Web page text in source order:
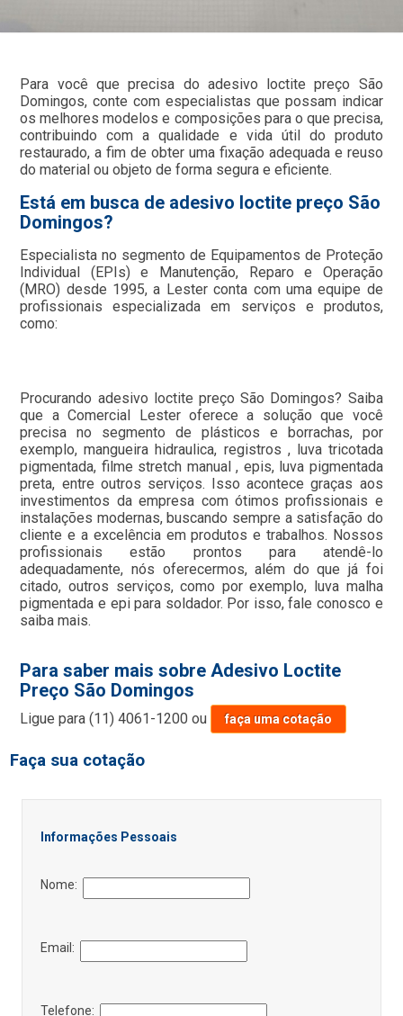
Para você que precisa do adesivo loctite preço São
Domingos, conte com especialistas que possam indicar
os melhores modelos e composições para o que precisa,
contribuindo com a qualidade e vida útil do produto
restaurado, a fim de obter uma fixação adequada e reuso
do material ou objeto de forma segura e eficiente.
Está em busca de adesivo loctite preço São
Domingos?
Especialista no segmento de Equipamentos de Proteção
Individual (EPIs) e Manutenção, Reparo e Operação
(MRO) desde 1995, a Lester conta com uma equipe de
profissionais especializada em serviços e produtos,
como:
Procurando adesivo loctite preço São Domingos? Saiba
que a Comercial Lester oferece a solução que você
precisa no segmento de plásticos e borrachas, por
exemplo, mangueira hidraulica, registros , luva tricotada
pigmentada, filme stretch manual , epis, luva pigmentada
preta, entre outros serviços. Isso acontece graças aos
investimentos da empresa com ótimos profissionais e
instalações modernas, buscando sempre a satisfação do
cliente e a excelência em produtos e trabalhos. Nossos
profissionais estão prontos para atendê-lo
adequadamente, nós oferecermos, além do que já foi
citado, outros serviços, como por exemplo, luva malha
pigmentada e epi para soldador. Por isso, fale conosco e
saiba mais.
Para saber mais sobre Adesivo Loctite
Preço São Domingos
Ligue para(11) 4061-1200 ou faça uma cotação
Faça sua cotação
Informações Pessoais
Nome:
Email:
Telefone: